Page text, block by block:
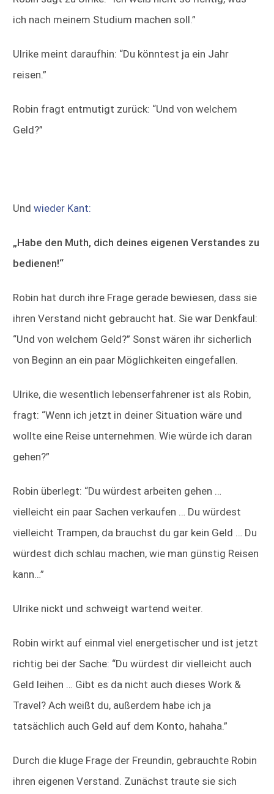
ich nach meinem Studium machen soll.”
Ulrike meint daraufhin: “Du könntest ja ein Jahr
reisen.”
Robin fragt entmutigt zurück: “Und von welchem
Geld?”
Und wieder Kant:
„Habe den Muth, dich deines eigenen Verstandes zu
bedienen!“
Robin hat durch ihre Frage gerade bewiesen, dass sie
ihren Verstand nicht gebraucht hat. Sie war Denkfaul:
“Und von welchem Geld?” Sonst wären ihr sicherlich
von Beginn an ein paar Möglichkeiten eingefallen.
Ulrike, die wesentlich lebenserfahrener ist als Robin,
fragt: “Wenn ich jetzt in deiner Situation wäre und
wollte eine Reise unternehmen. Wie würde ich daran
gehen?”
Robin überlegt: “Du würdest arbeiten gehen …
vielleicht ein paar Sachen verkaufen … Du würdest
vielleicht Trampen, da brauchst du gar kein Geld … Du
würdest dich schlau machen, wie man günstig Reisen
kann…”
Ulrike nickt und schweigt wartend weiter.
Robin wirkt auf einmal viel energetischer und ist jetzt
richtig bei der Sache: “Du würdest dir vielleicht auch
Geld leihen … Gibt es da nicht auch dieses Work &
Travel? Ach weißt du, außerdem habe ich ja
tatsächlich auch Geld auf dem Konto, hahaha.”
Durch die kluge Frage der Freundin, gebrauchte Robin
ihren eigenen Verstand. Zunächst traute sie sich